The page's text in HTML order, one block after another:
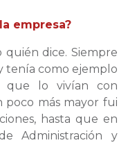
empresa?
quién dice. Siempre
tenía como ejemplo
lo vivían con
poco más mayor fui
hasta que en
Administración y